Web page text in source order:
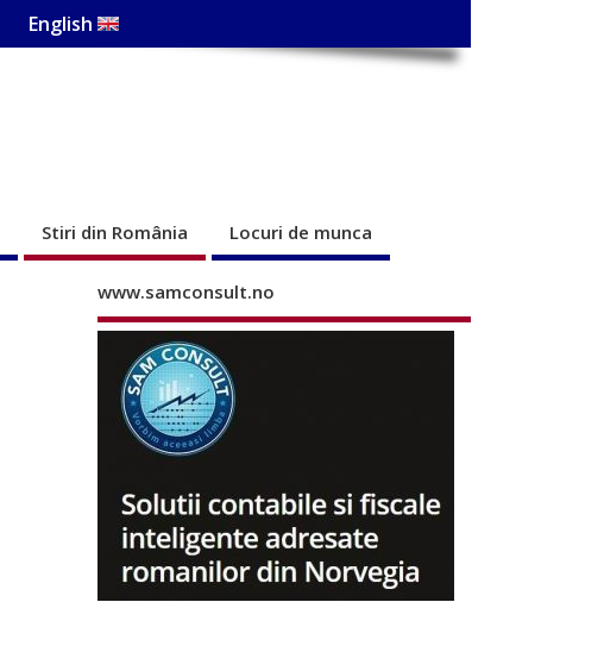
English
Stiri din România Locuri de munca
www.samconsult.no